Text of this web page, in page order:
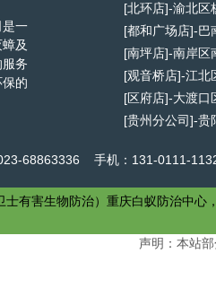
是一
及
务
的
[北环店]-渝北区
[都和广场店]-巴
[南坪店]-南岸区
[观音桥店]-江北
[区府店]-大渡口
[贵州分公司]-贵
68863336 手机：131-0111-
有害生物防治）重庆白蚁防治中
声明：本站